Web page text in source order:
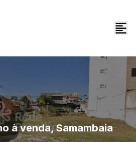
à venda, Samambaia